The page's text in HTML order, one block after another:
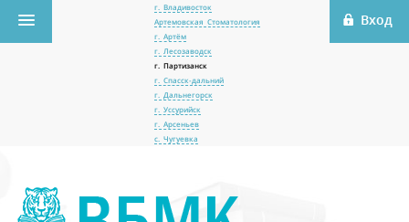
г. Владивосток
Артемовская Стоматология
г. Артём
г. Лесозаводск
г. Партизанск
г. Спасск-дальний
г. Дальнегорск
г. Уссурийск
г. Арсеньев
с. Чугуевка